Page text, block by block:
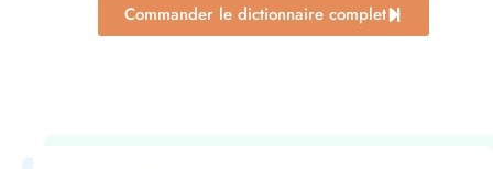
Commander le dictionnaire complet